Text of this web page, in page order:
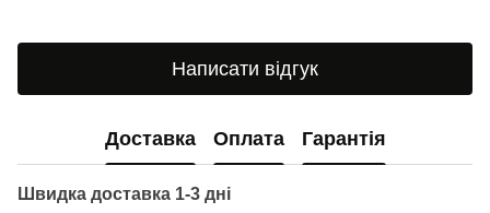
Написати відгук
Доставка Оплата Гарантія
Швидка доставка 1-3 дні